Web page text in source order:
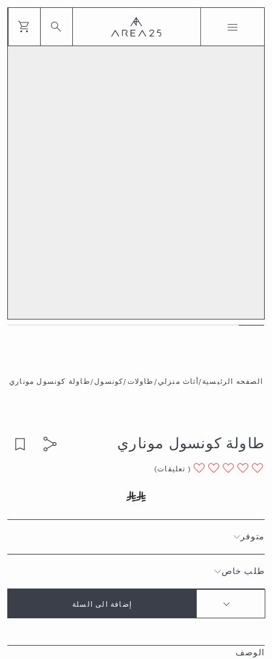
الصفحه الرئيسية /أثاث منزلي/ طاولات /كونسول/ طاولة كونسول موناري
طاولة كونسول موناري
( تعليقات)
متوفر
طلب خاص
إضافة الى السلة
الوصف